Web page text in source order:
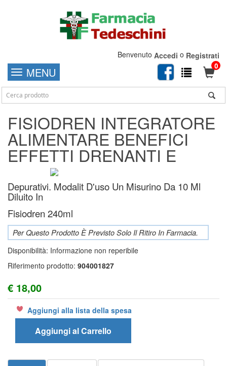
Benvenuto Accedi o Registrati
0
MENU
FISIODREN INTEGRATORE
ALIMENTARE BENEFICI
EFFETTI DRENANTI E
Depurativi. Modalit D'uso Un Misurino Da 10 Ml
Diluito In
Fisiodren 240ml
Per Questo Prodotto È Previsto Solo Il Ritiro In Farmacia.
Disponibilità: Informazione non reperibile
Riferimento prodotto: 904001827
€ 18,00
Aggiungi alla lista della spesa
Aggiungi al Carrello